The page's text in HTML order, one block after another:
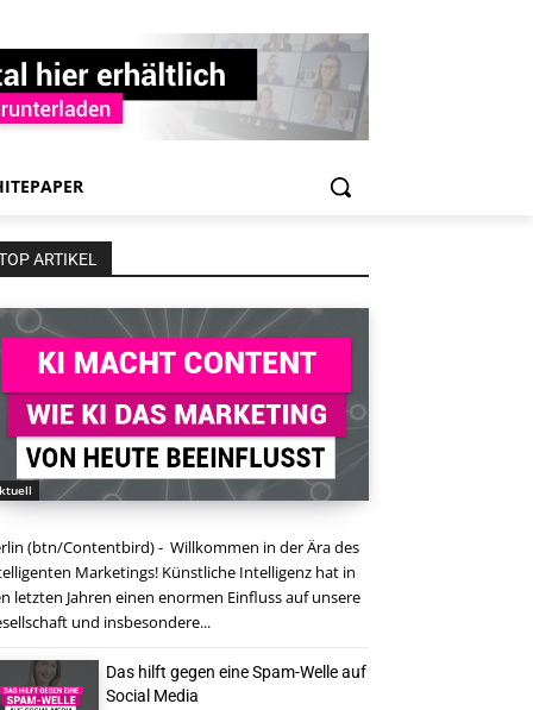
ARTIKEL
(btn/Contentbird) - Willkommen in der Ära des
Marketings! Künstliche Intelligenz hat in
letzten Jahren einen enormen Einfluss auf unsere
und insbesondere...
Das hilft gegen eine Spam-Welle auf
Social Media